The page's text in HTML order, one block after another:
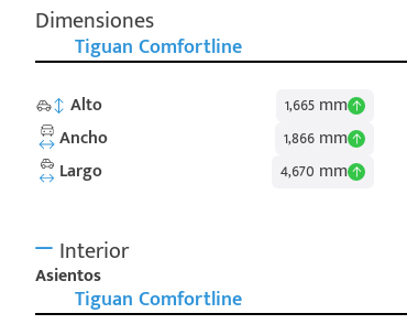
Dimensiones
Tiguan Comfortline
Alto
1,665 mm
Ancho
1,866 mm
Largo
4,670 mm
Interior
Asientos
Tiguan Comfortline